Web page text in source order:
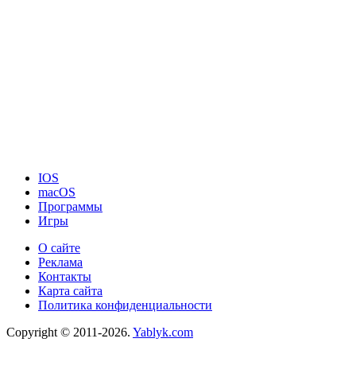
IOS
macOS
Программы
Игры
О сайте
Реклама
Контакты
Карта сайта
Политика конфиденциальности
Copyright © 2011-2026. Yablyk.сom